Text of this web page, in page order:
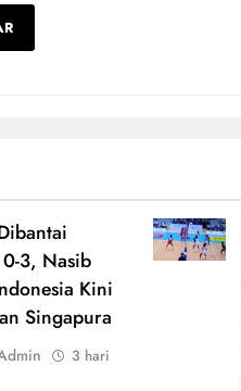
3, Nasib
Kini
Singapura
3 hari